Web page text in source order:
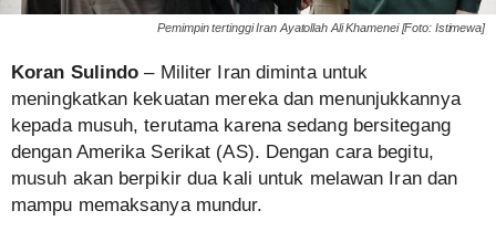
Pemimpin tertinggi Iran Ayatollah Ali Khamenei [Foto: Istimewa]
Koran Sulindo – Militer Iran diminta untuk
meningkatkan kekuatan mereka dan menunjukkannya
kepada musuh, terutama karena sedang bersitegang
dengan Amerika Serikat (AS). Dengan cara begitu,
musuh akan berpikir dua kali untuk melawan Iran dan
mampu memaksanya mundur.